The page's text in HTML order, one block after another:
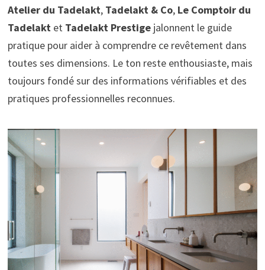
Atelier du Tadelakt, Tadelakt & Co, Le Comptoir du
Tadelakt et Tadelakt Prestigejalonnent le guide
pratique pour aider à comprendre ce revêtement dans
toutes ses dimensions. Le ton reste enthousiaste, mais
toujours fondé sur des informations vérifiables et des
pratiques professionnelles reconnues.